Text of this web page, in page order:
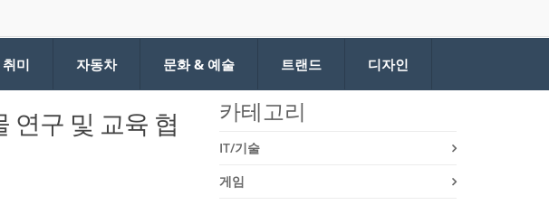
취미 자동차 문화 & 예술 트랜드 디자인
연구 및 교육 협
카테고리
IT/기술
게임